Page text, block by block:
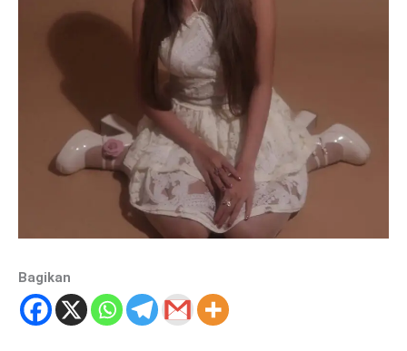
Bagikan